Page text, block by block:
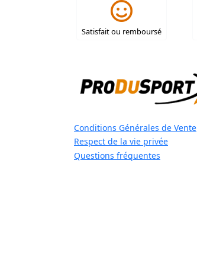
Satisfait ou remboursé
Conditions Générales de Vente
Respect de la vie privée
Questions fréquentes